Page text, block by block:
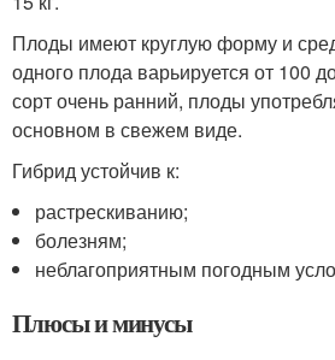
Плоды имеют круглую форму и
одного плода варьируется от 100
сорт очень ранний, плоды
основном в свежем виде.
Гибрид устойчив к:
растрескиванию;
болезням;
неблагоприятным погодным
Плюсы и минусы